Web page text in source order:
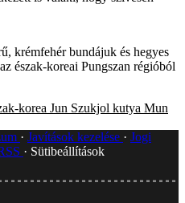
krémfehér bundájuk és hegyes
észak-koreai Pungszan régióból
korea Jun Szukjol kutya Mun
Javítások kezelése
Jogi
Sütibeállítások